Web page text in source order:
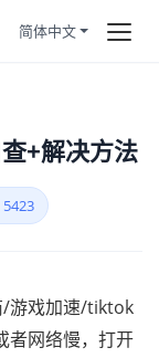
简体中文
+解决方法
/游戏加速/tiktok
者网络慢，打开